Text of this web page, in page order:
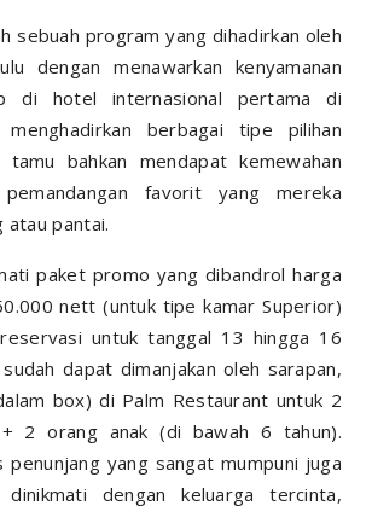
sebuah program yang dihadirkan oleh
dengan menawarkan kenyamanan
di hotel internasional pertama di
menghadirkan berbagai tipe pilihan
bahkan mendapat kemewahan
favorit yang mereka
atau pantai.
paket promo yang dibandrol harga
nett (untuk tipe kamar Superior)
untuk tanggal 13 hingga 16
dapat dimanjakan oleh sarapan,
box) di Palm Restaurant untuk 2
2 orang anak (di bawah 6 tahun).
penunjang yang sangat mumpuni juga
dengan keluarga tercinta,